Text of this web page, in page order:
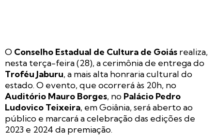
O Conselho Estadual de Cultura de Goiás realiza,
nesta terça-feira (28), a cerimônia de entrega do
Troféu Jaburu, a mais alta honraria cultural do
estado. O evento, que ocorrerá às 20h, no
Auditório Mauro Borges, no Palácio Pedro
Ludovico Teixeira, em Goiânia, será aberto ao
público e marcará a celebração das edições de
2023 e 2024 da premiação.